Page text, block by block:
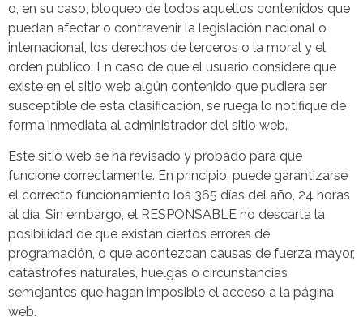
o, en su caso, bloqueo de todos aquellos contenidos que
puedan afectar o contravenir la legislación nacional o
internacional, los derechos de terceros o la moral y el
orden público. En caso de que el usuario considere que
existe en el sitio web algún contenido que pudiera ser
susceptible de esta clasificación, se ruega lo notifique de
forma inmediata al administrador del sitio web.
Este sitio web se ha revisado y probado para que
funcione correctamente. En principio, puede garantizarse
el correcto funcionamiento los 365 días del año, 24 horas
al día. Sin embargo, el RESPONSABLE no descarta la
posibilidad de que existan ciertos errores de
programación, o que acontezcan causas de fuerza mayor,
catástrofes naturales, huelgas o circunstancias
semejantes que hagan imposible el acceso a la página
web.